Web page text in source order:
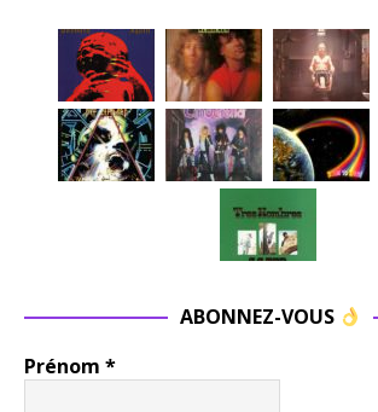
ABONNEZ-VOUS
Prénom *